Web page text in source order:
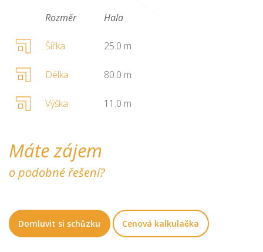
Rozměr Hala
Šířka 25.0 m
Délka 80.0 m
Výška 11.0 m
Máte zájem
o podobné řešení?
Domluvit si schůzku Cenová kalkulačka